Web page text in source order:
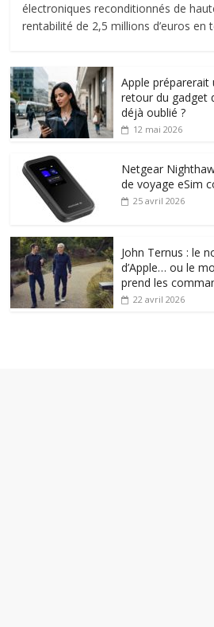
électroniques reconditionnés de
rentabilité de 2,5 millions d’euros en
Apple préparerait
retour du gadget
déjà oublié ?
12 mai 2026
Netgear
de voyage eSim
25 avril 2026
John Ternus : le
d’Apple… ou le
prend les
22 avril 2026